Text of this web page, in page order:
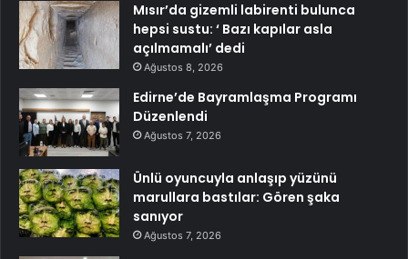
Mısır’da gizemli labirenti bulunca
hepsi sustu: ‘ Bazı kapılar asla
açılmamalı’ dedi
Ağustos 8, 2026
Edirne’de Bayramlaşma Programı
Düzenlendi
Ağustos 7, 2026
Ünlü oyuncuyla anlaşıp yüzünü
marullara bastılar: Gören şaka
sanıyor
Ağustos 7, 2026